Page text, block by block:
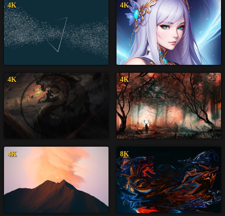
4K 4K
4K 4K
4K 8K